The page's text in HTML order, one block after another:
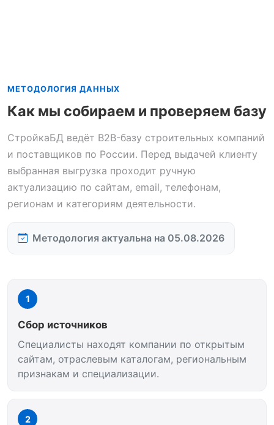
МЕТОДОЛОГИЯ ДАННЫХ
Как мы собираем и проверяем базу
СтройкаБД ведёт B2B-базу строительных компаний
и поставщиков по России. Перед выдачей клиенту
выбранная выгрузка проходит ручную
актуализацию по сайтам, email, телефонам,
регионам и категориям деятельности.
Методология актуальна на 05.08.2026
1
Сбор источников
Специалисты находят компании по открытым
сайтам, отраслевым каталогам, региональным
признакам и специализации.
2